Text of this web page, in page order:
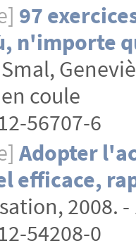
97
n'importe
coule
56707-6
Adopter
efficace,
2008.
54208-0